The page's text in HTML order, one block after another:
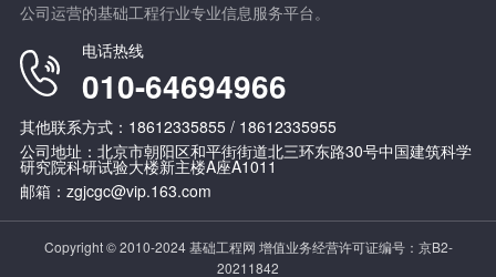
公司运营的基础工程行业专业信息服务平台。
电话热线
010-64694966
其他联系方式：18612335855 / 18612335955
公司地址：北京市朝阳区和平街街道北三环东路30号中国建筑科学
研究院科研试验大楼新主楼A座A1011
邮箱：zgjcgc@vip.163.com
Copyright © 2010-2024 基础工程网 增值业务经营许可证编号： 京B2-
20211842